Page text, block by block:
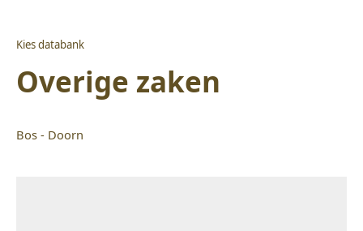
Kies databank
Overige zaken
Bos - Doorn